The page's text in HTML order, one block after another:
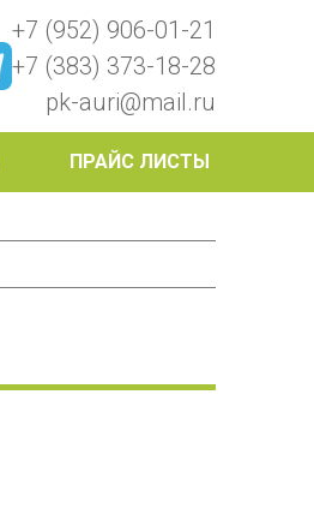
+7 (952) 906-01-21
+7 (383) 373-18-28
pk-auri@mail.ru
ПРАЙС ЛИСТЫ